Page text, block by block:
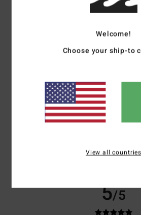
8 recensioni verificate
Il 75% dei nostri clienti
4.1
Taglia
Troppo piccoloTroppo grande
5/5
Welcome!
Choose your ship-to
View all countries